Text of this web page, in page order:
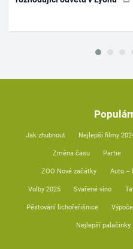
Jak zhubnout Nejlepší filmy
Změna času Partie
ZOO Nové začátky Auto –
Volby 2025 Svařené víno
Pěstování lichořeřišnice
Nejlepší palačinky